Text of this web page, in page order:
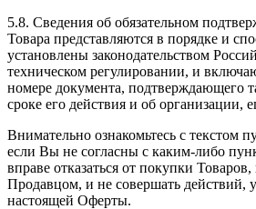
5.8. Сведения об обязательном
Товара представляются в порядке и
установлены законодательством
техническом регулировании, и
номере документа, подтверждающего
сроке его действия и об организации,
Внимательно ознакомьтесь с текстом
если Вы не согласны с каким-либо
вправе отказаться от покупки
Продавцом, и не совершать действий,
настоящей Оферты.